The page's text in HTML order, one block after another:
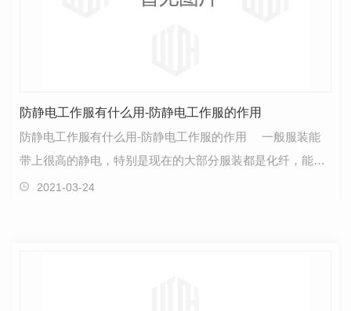
防静电工作服有什么用-防静电工作服的作用
防静电工作服有什么用-防静电工作服的作用 一般服装能
带上很高的静电，特别是现在的大部分服装都是化纤，能产
生几千上万伏的静电。人体在进行各种活动时服装上的…
2021-03-24